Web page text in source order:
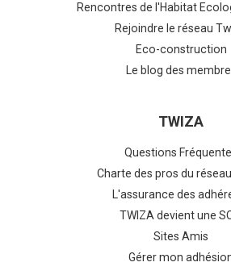
Rencontres de l'Habitat
Rejoindre le réseau
Eco-construction
Le blog des
TWIZA
Questions
Charte des pros du
L'assurance des
TWIZA devient une
Sites Amis
Gérer mon